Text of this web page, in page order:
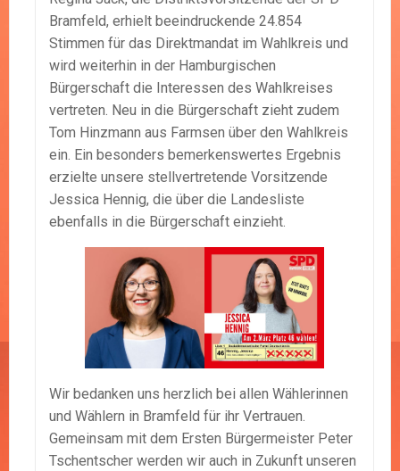
Bramfeld, erhielt beeindruckende 24.854
Stimmen für das Direktmandat im Wahlkreis und
wird weiterhin in der Hamburgischen
Bürgerschaft die Interessen des Wahlkreises
vertreten. Neu in die Bürgerschaft zieht zudem
Tom Hinzmann aus Farmsen über den Wahlkreis
ein. Ein besonders bemerkenswertes Ergebnis
erzielte unsere stellvertretende Vorsitzende
Jessica Hennig, die über die Landesliste
ebenfalls in die Bürgerschaft einzieht.
Wir bedanken uns herzlich bei allen Wählerinnen
und Wählern in Bramfeld für ihr Vertrauen.
Gemeinsam mit dem Ersten Bürgermeister Peter
Tschentscher werden wir auch in Zukunft unseren